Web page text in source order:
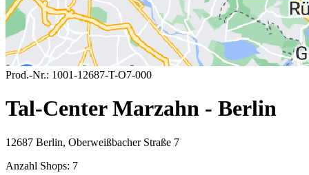
Prod.-Nr.: 1001-12687-T-O7-000
Tal-Center Marzahn - Berlin
12687 Berlin, Oberweißbacher Straße 7
Anzahl Shops: 7